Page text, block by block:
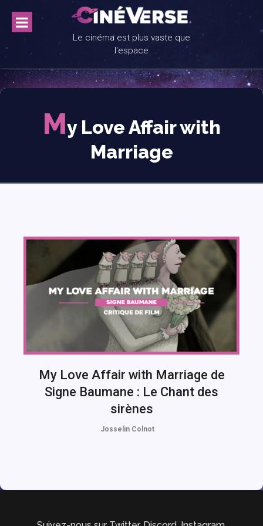
content
Le cinéma est plus vaste que
l'espace
My Love Affair with
Marriage
My Love Affair with Marriage de
Signe Baumane : Le Chant des
sirènes
Josselin Colnot